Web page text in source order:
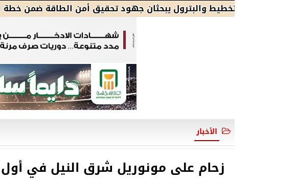
التخطيط والبترول يبحثان جهود تحقيق أمن الطاقة ضمن خطة التنمية
الأخبار
زحام على مونوريل شرق النيل في أول